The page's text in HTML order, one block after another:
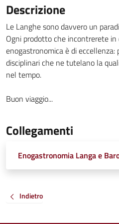
Descrizione
Le Langhe sono davvero un
Ogni prodotto che incontrerete in
enogastronomica è di
disciplinari che ne tutelano la
nel tempo.
Buon viaggio...
Collegamenti
Enogastronomia Langa e
Indietro